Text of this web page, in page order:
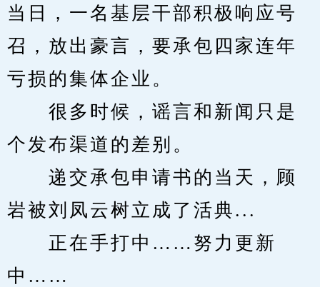
当日，一名基层干部积极响应号
召，放出豪言，要承包四家连年
亏损的集体企业。
很多时候，谣言和新闻只是
个发布渠道的差别。
递交承包申请书的当天，顾
岩被刘凤云树立成了活典...
正在手打中……努力更新
中……